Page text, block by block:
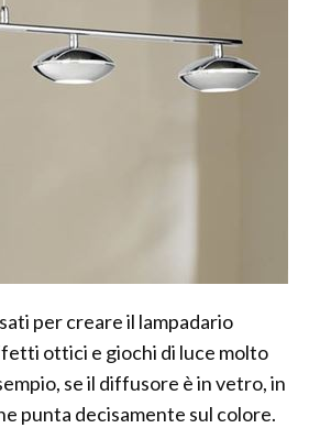
per creare il lampadario
ottici e giochi di luce molto
se il diffusore è in vetro, in
punta decisamente sul colore.